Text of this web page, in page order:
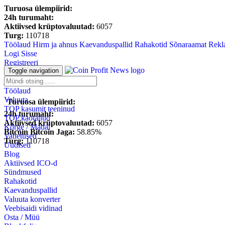
Turuosa ülempiirid:
24h turumaht:
Aktiivsed krüptovaluutad: 6057
Turg: 110718
Töölaud Hirm ja ahnus Kaevanduspallid Rahakotid Sõnaraamat
Logi Sisse
Registreeri
Blockfolio
jälgimisnimekiri
Turuosa ülempiirid:
24h turumaht:
Aktiivsed krüptovaluutad: 6057
Bitcoin Bitcoin Jaga: 58.85%
Turg: 110718
Toggle navigation
Töölaud
Valuuta
TOP kasumit teeninud
TOP kaotanud
Kõrge / Madal
Vahetused
Uudised
Blog
Aktiivsed ICO-d
Sündmused
Rahakotid
Kaevanduspallid
Valuuta konverter
Veebisaidi vidinad
Osta / Müü